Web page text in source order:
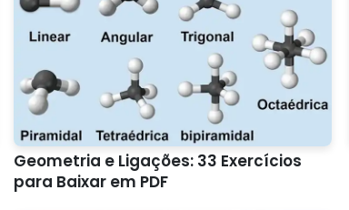
Geometria e Ligações: 33 Exercícios
para Baixar em PDF